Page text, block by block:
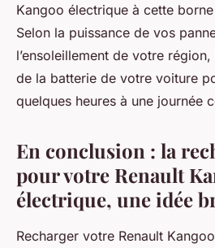
Kangoo électrique à cette
Selon la puissance de vos
l’ensoleillement de votre
de la batterie de votre voiture
quelques heures à une journée
En conclusion : la
pour votre Renault
électrique, une idée
Recharger votre Renault